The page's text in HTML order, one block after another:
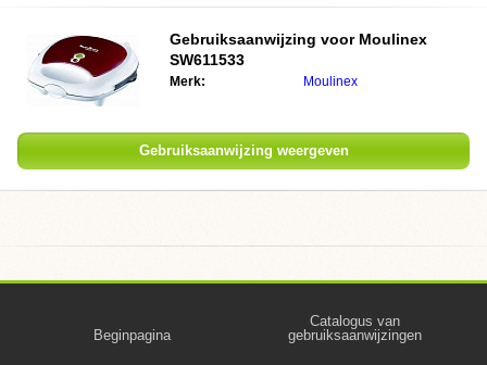
Gebruiksaanwijzing voor Moulinex
SW611533
Merk: Moulinex
Gebruiksaanwijzing weergeven
Beginpagina
Catalogus van
gebruiksaanwijzingen